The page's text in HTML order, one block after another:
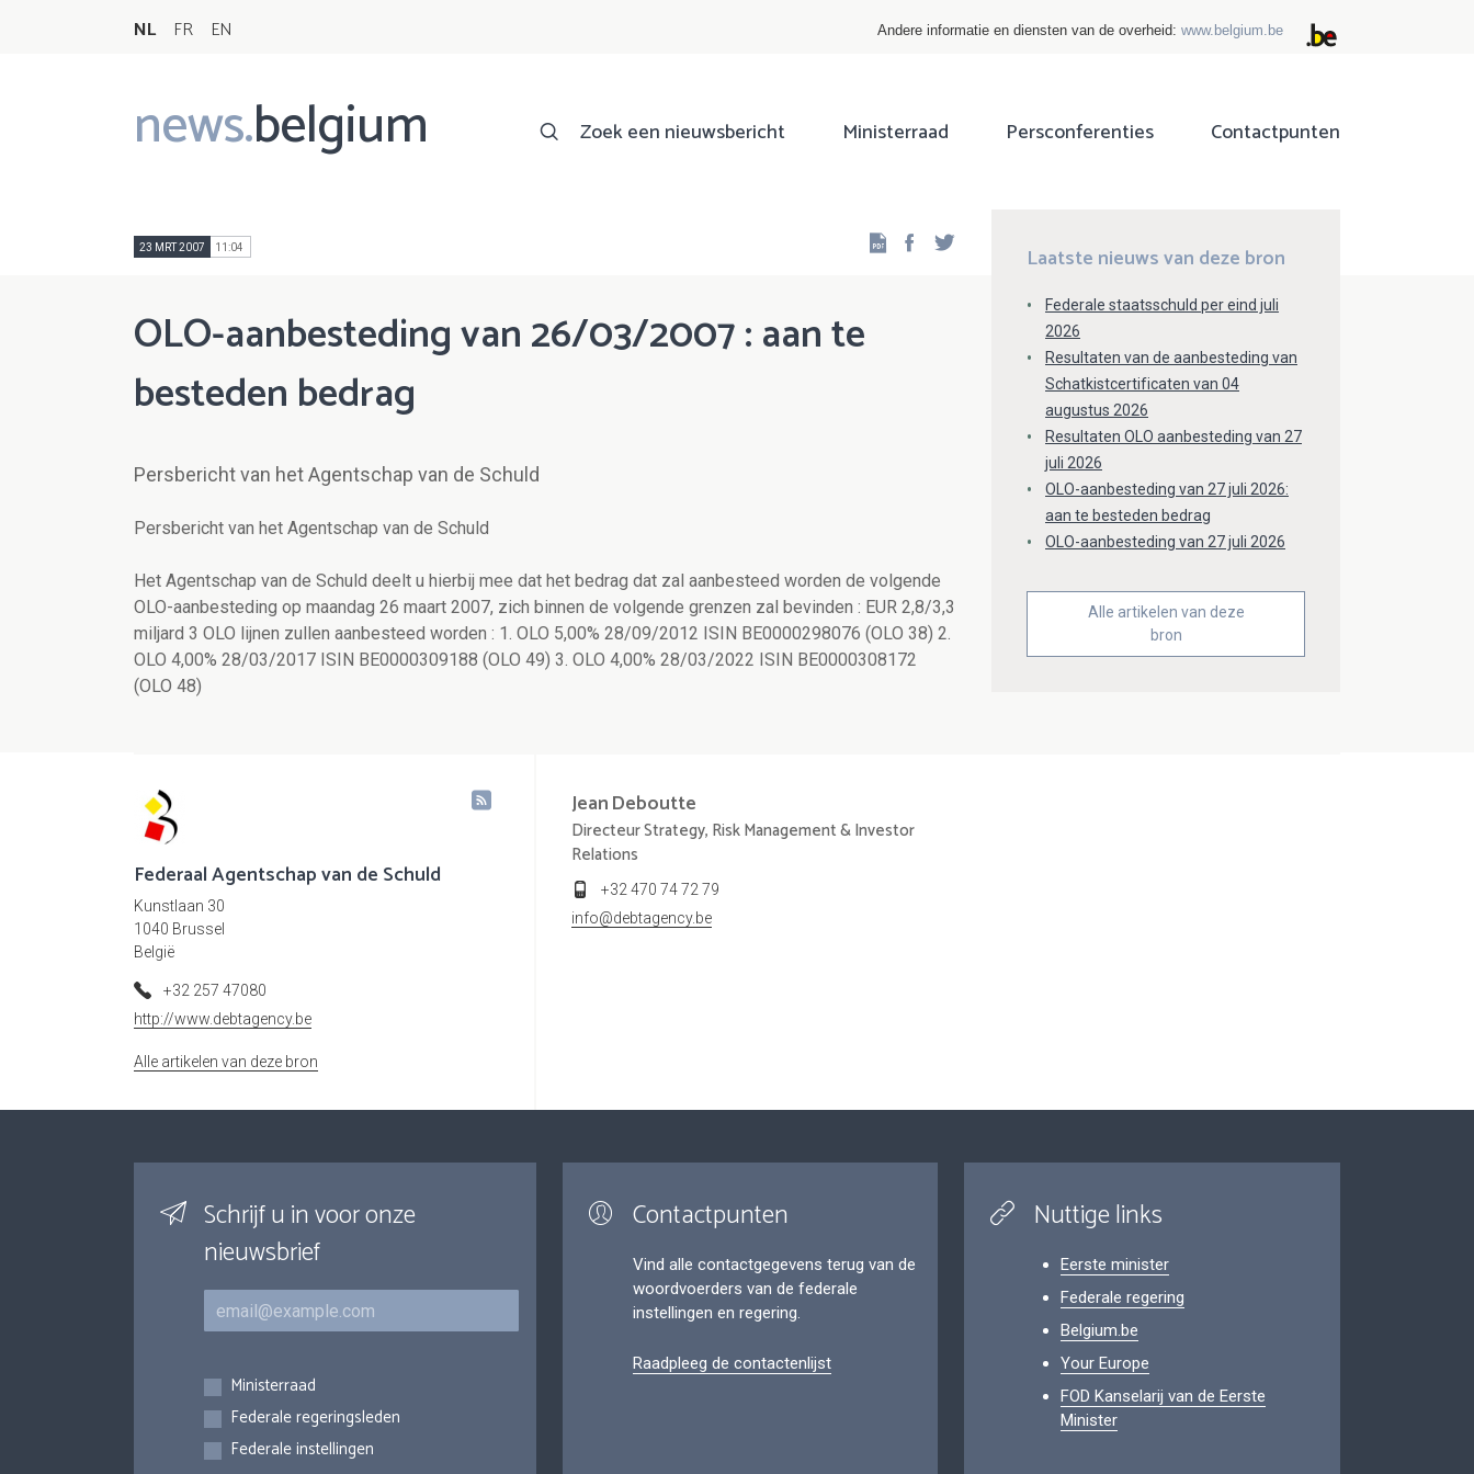
NL FR EN Andere informatie en diensten van de overheid: www.belgium.be
news.belgium
Main
navigation
Zoek een nieuwsbericht Ministerraad Persconferenties Contactpunten
23 MRT 2007 11:04 Facebook
OLO-aanbesteding van 26/03/2007 : aan te
besteden bedrag
Persbericht van het Agentschap van de Schuld
Persbericht van het Agentschap van de Schuld
Het Agentschap van de Schuld deelt u hierbij mee dat het bedrag dat zal aanbesteed worden de volgende
OLO-aanbesteding op maandag 26 maart 2007, zich binnen de volgende grenzen zal bevinden : EUR 2,8/3,3
miljard 3 OLO lijnen zullen aanbesteed worden : 1. OLO 5,00% 28/09/2012 ISIN BE0000298076 (OLO 38) 2.
OLO 4,00% 28/03/2017 ISIN BE0000309188 (OLO 49) 3. OLO 4,00% 28/03/2022 ISIN BE0000308172
(OLO 48)
Laatste nieuws van deze bron
Federale staatsschuld per eind juli
2026
Resultaten van de aanbesteding van
Schatkistcertificaten van 04
augustus 2026
Resultaten OLO aanbesteding van 27
juli 2026
OLO-aanbesteding van 27 juli 2026:
aan te besteden bedrag
OLO-aanbesteding van 27 juli 2026
Alle artikelen van deze
bron
Federaal Agentschap van de Schuld
Kunstlaan 30
1040 Brussel
België
+32 257 47080
http://www.debtagency.be
Alle artikelen van deze bron
JeanDeboutte
Directeur Strategy, Risk Management & Investor
Relations
+32 470 74 72 79
info@debtagency.be
Schrijf u in voor onze
nieuwsbrief
E-mail
Inschrijvingen
Ministerraad
Federale regeringsleden
Federale instellingen
Contactpunten
Vind alle contactgegevens terug van de
woordvoerders van de federale
instellingen en regering.
Raadpleeg de contactenlijst
Nuttige links
Eerste minister
Federale regering
Belgium.be
Your Europe
FOD Kanselarij van de Eerste
Minister